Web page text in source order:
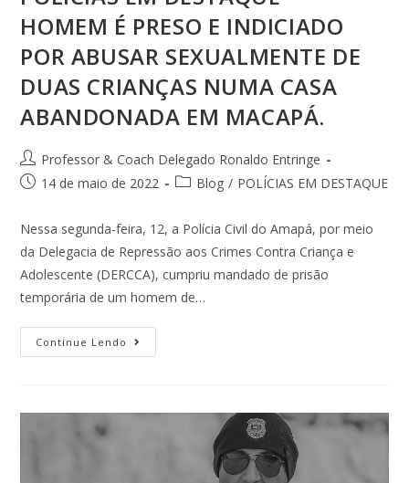
HOMEM É PRESO E INDICIADO
POR ABUSAR SEXUALMENTE DE
DUAS CRIANÇAS NUMA CASA
ABANDONADA EM MACAPÁ.
Professor & Coach Delegado Ronaldo Entringe
14 de maio de 2022
Blog / POLÍCIAS EM DESTAQUE
Nessa segunda-feira, 12, a Polícia Civil do Amapá, por meio
da Delegacia de Repressão aos Crimes Contra Criança e
Adolescente (DERCCA), cumpriu mandado de prisão
temporária de um homem de…
Continue Lendo